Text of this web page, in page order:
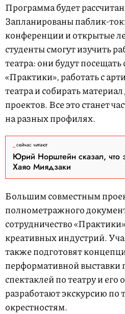
Программа будет
Запланированы паблик-
конференции и открытые
студенты смогут изучить
театра: они будут
«Практики», работать с
театра и собирать
проектов. Все это станет
на разных профилях.
сейчас читают
Юрий Норштейн сказал, что
Хаяо Миядзаки
Большим совместным
полнометражного
сотрудничество
креативных индустрий.
также подготовят
перформативной выставки
спектаклей по театру и
разработают экскурсию по
окрестностям.